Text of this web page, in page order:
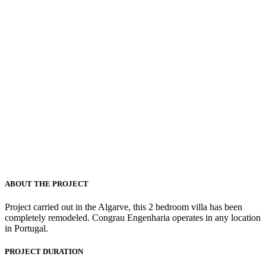
ABOUT THE PROJECT
Project carried out in the Algarve, this 2 bedroom villa has been
completely remodeled. Congrau Engenharia operates in any location
in Portugal.
PROJECT DURATION